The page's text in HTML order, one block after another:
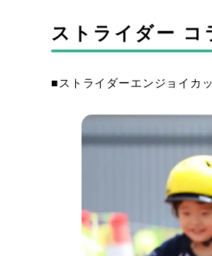
ストライダー コ
■ストライダーエンジョイカ